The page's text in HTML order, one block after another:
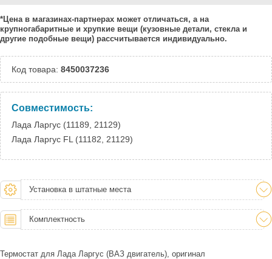
*Цена в магазинах-партнерах может отличаться, а на
крупногабаритные и хрупкие вещи (кузовные детали, стекла и
другие подобные вещи) рассчитывается индивидуально.
Код товара: 8450037236
Совместимость:
Лада Ларгус (11189, 21129)
Лада Ларгус FL (11182, 21129)
Установка в штатные места
Комплектность
Термостат для Лада Ларгус (ВАЗ двигатель), оригинал